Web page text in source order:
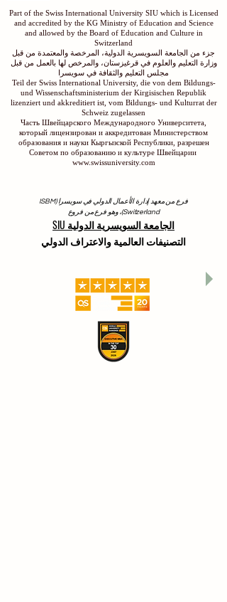
Part of the Swiss International University SIU which is Licensed
and accredited by the KG Ministry of Education and Science
and allowed by the Board of Education and Culture in
Switzerland
جزء من الجامعة السويسرية الدولية، المرخصة والمعتمدة من قبل
وزارة التعليم والعلوم في قرغيزستان، والمرخص لها بالعمل من قبل
مجلس التعليم والثقافة في سويسرا
Teil der Swiss International University, die von dem Bildungs-
und Wissenschaftsministerium der Kirgisischen Republik
lizenziert und akkreditiert ist, vom Bildungs- und Kulturrat der
Schweiz zugelassen
Часть Швейцарского Международного Университета,
который лицензирован и аккредитован Министерством
образования и науки Кыргызской Республики, разрешен
Советом по образованию и культуре Швейцарии
www.swissuniversity.com
فرع من معهد إدارة الأعمال الدولي في سويسرا (ISBM
Switzerland)، وهو فرع من فروع
الجامعة السويسرية الدولية SIU
التصنيفات العالمية والاعتراف الدولي